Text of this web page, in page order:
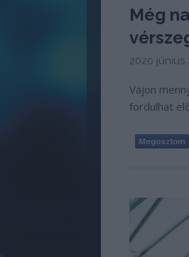
Még
2020 június
Vajon
fordulhat